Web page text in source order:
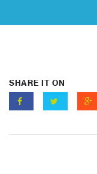
SHARE IT ON